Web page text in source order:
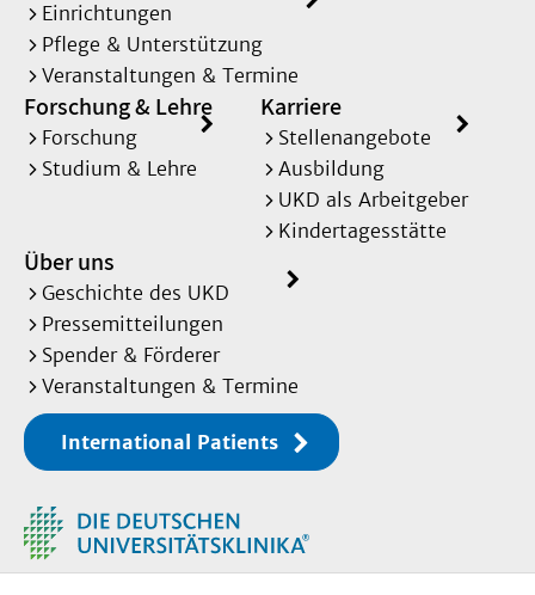
Einrichtungen
Pflege & Unterstützung
Veranstaltungen & Termine
Forschung & Lehre
Forschung
Studium & Lehre
Karriere
Stellenangebote
Ausbildung
UKD als Arbeitgeber
Kindertagesstätte
Über uns
Geschichte des UKD
Pressemitteilungen
Spender & Förderer
Veranstaltungen & Termine
International Patients